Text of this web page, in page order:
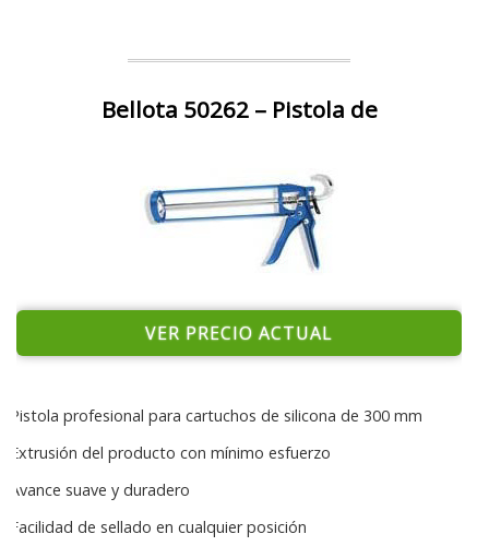
Bellota 50262 – Pistola de
VER PRECIO ACTUAL
Pistola profesional para cartuchos de silicona de 300 mm
Extrusión del producto con mínimo esfuerzo
Avance suave y duradero
Facilidad de sellado en cualquier posición